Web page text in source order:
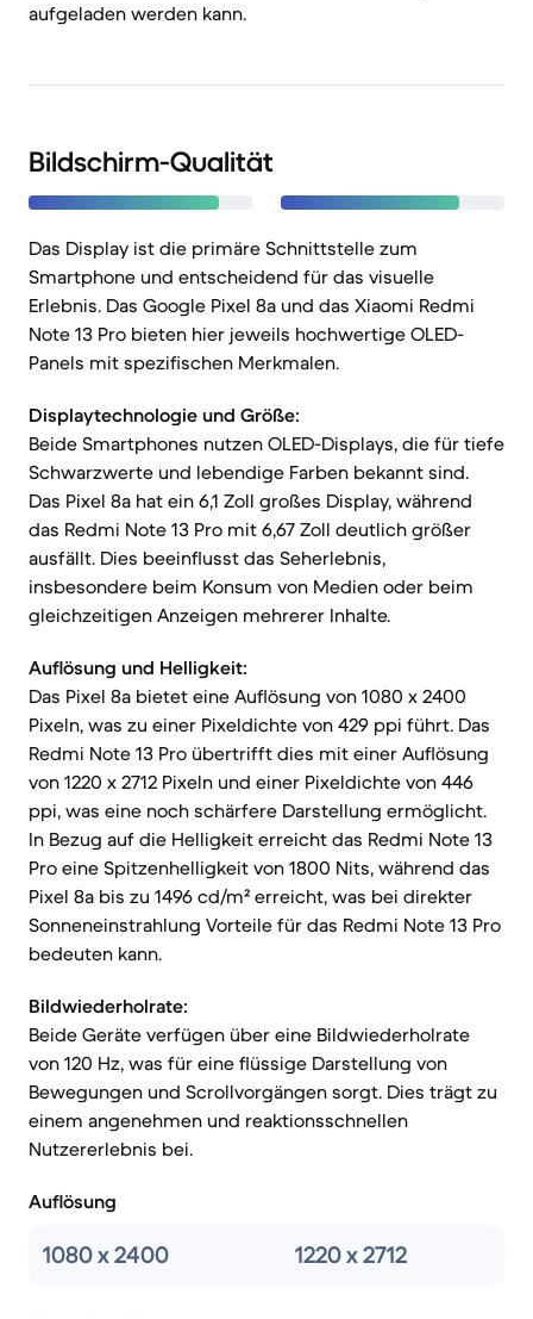
aufgeladen werden kann.
Bildschirm-Qualität
Das Display ist die primäre Schnittstelle zum
Smartphone und entscheidend für das visuelle
Erlebnis. Das Google Pixel 8a und das Xiaomi Redmi
Note 13 Pro bieten hier jeweils hochwertige OLED-
Panels mit spezifischen Merkmalen.
Displaytechnologie und Größe:
Beide Smartphones nutzen OLED-Displays, die für tiefe
Schwarzwerte und lebendige Farben bekannt sind.
Das Pixel 8a hat ein 6,1 Zoll großes Display, während
das Redmi Note 13 Pro mit 6,67 Zoll deutlich größer
ausfällt. Dies beeinflusst das Seherlebnis,
insbesondere beim Konsum von Medien oder beim
gleichzeitigen Anzeigen mehrerer Inhalte.
Auflösung und Helligkeit:
Das Pixel 8a bietet eine Auflösung von 1080 x 2400
Pixeln, was zu einer Pixeldichte von 429 ppi führt. Das
Redmi Note 13 Pro übertrifft dies mit einer Auflösung
von 1220 x 2712 Pixeln und einer Pixeldichte von 446
ppi, was eine noch schärfere Darstellung ermöglicht.
In Bezug auf die Helligkeit erreicht das Redmi Note 13
Pro eine Spitzenhelligkeit von 1800 Nits, während das
Pixel 8a bis zu 1496 cd/m² erreicht, was bei direkter
Sonneneinstrahlung Vorteile für das Redmi Note 13 Pro
bedeuten kann.
Bildwiederholrate:
Beide Geräte verfügen über eine Bildwiederholrate
von 120 Hz, was für eine flüssige Darstellung von
Bewegungen und Scrollvorgängen sorgt. Dies trägt zu
einem angenehmen und reaktionsschnellen
Nutzererlebnis bei.
Auflösung
1080 x 2400 1220 x 2712